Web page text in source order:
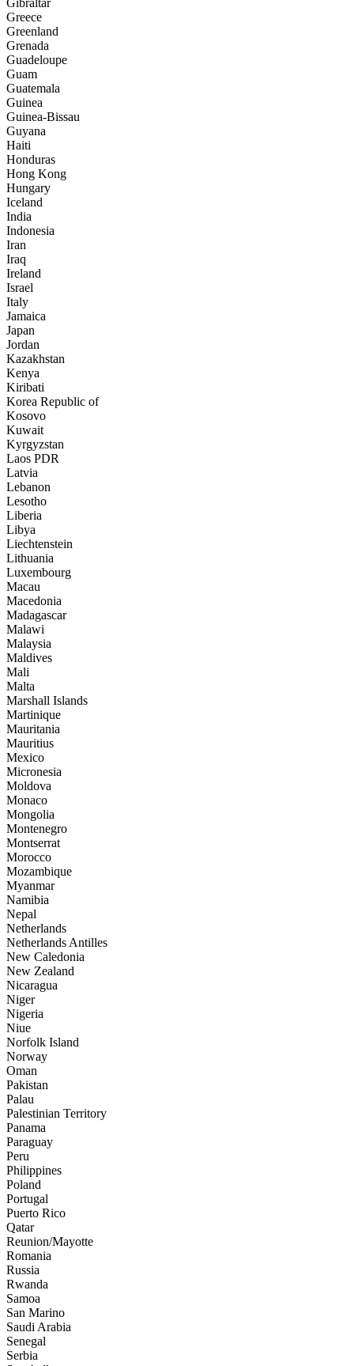
Gibraltar
Greece
Greenland
Grenada
Guadeloupe
Guam
Guatemala
Guinea
Guinea-Bissau
Guyana
Haiti
Honduras
Hong Kong
Hungary
Iceland
India
Indonesia
Iran
Iraq
Ireland
Israel
Italy
Jamaica
Japan
Jordan
Kazakhstan
Kenya
Kiribati
Korea Republic of
Kosovo
Kuwait
Kyrgyzstan
Laos PDR
Latvia
Lebanon
Lesotho
Liberia
Libya
Liechtenstein
Lithuania
Luxembourg
Macau
Macedonia
Madagascar
Malawi
Malaysia
Maldives
Mali
Malta
Marshall Islands
Martinique
Mauritania
Mauritius
Mexico
Micronesia
Moldova
Monaco
Mongolia
Montenegro
Montserrat
Morocco
Mozambique
Myanmar
Namibia
Nepal
Netherlands
Netherlands Antilles
New Caledonia
New Zealand
Nicaragua
Niger
Nigeria
Niue
Norfolk Island
Norway
Oman
Pakistan
Palau
Palestinian Territory
Panama
Paraguay
Peru
Philippines
Poland
Portugal
Puerto Rico
Qatar
Reunion/Mayotte
Romania
Russia
Rwanda
Samoa
San Marino
Saudi Arabia
Senegal
Serbia